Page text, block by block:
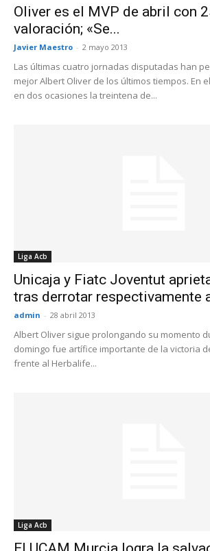
Oliver es el MVP de abril con
valoración; «Se...
Javier Maestro - 2 mayo 2013
Las últimas cuatro jornadas disputadas han
mejor Albert Oliver de los últimos tiempos. En
en dos ocasiones la treintena de...
Liga Acb
Unicaja y Fiatc Joventut
tras derrotar respectivamente
admin - 28 abril 2013
Albert Oliver sigue prolongando su momento
domingo fue artífice importante de la victoria
frente al Herbalife...
Liga Acb